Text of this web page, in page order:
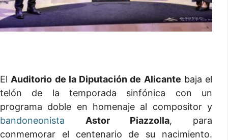
El Auditorio de la Diputación de Alicante baja el
telón de la temporada sinfónica con un
programa doble en homenaje al compositor y
bandoneonista
Astor Piazzolla, para
conmemorar el centenario de su nacimiento.